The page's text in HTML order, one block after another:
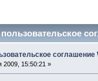
соглашение
2009, 15:50:21 »